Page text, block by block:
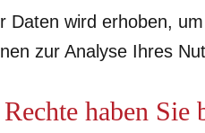
Daten wird erhoben,
zur Analyse Ihres
haben